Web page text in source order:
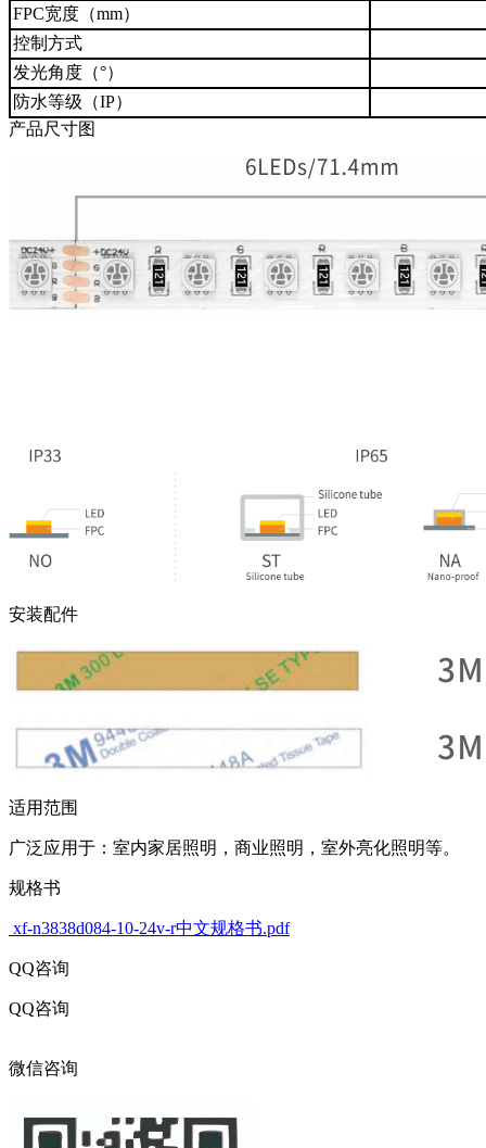
FPC宽度（mm）
控制方式
发光角度（°）
防水等级（IP）
产品尺寸图
安装配件
适用范围
广泛应用于：室内家居照明，商业照明，室外亮化照明等。
规格书
xf-n3838d084-10-24v-r中文规格书.pdf
QQ咨询
QQ咨询
微信咨询